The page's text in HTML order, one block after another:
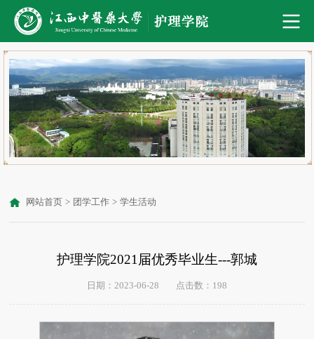
网站首页 > 团学工作 > 学生活动
护理学院2021届优秀毕业生---郭城
日期：2023-06-28 点击数： 198